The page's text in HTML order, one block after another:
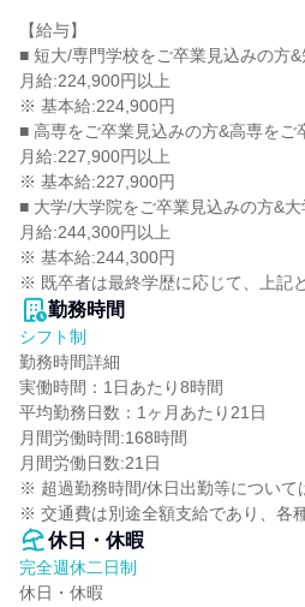
【給与】
■ 短大/専門学校をご卒業見込みの方
月給:224,900円以上
※ 基本給:224,900円
■ 高専をご卒業見込みの方&高専をご
月給:227,900円以上
※ 基本給:227,900円
■ 大学/大学院をご卒業見込みの方&
月給:244,300円以上
※ 基本給:244,300円
※ 既卒者は最終学歴に応じて、上記
勤務時間
シフト制
勤務時間詳細
実働時間：1日あたり8時間
平均勤務日数：1ヶ月あたり21日
月間労働時間:168時間
月間労働日数:21日
※ 超過勤務時間/休日出勤等について
※ 交通費は別途全額支給であり、各
休日・休暇
完全週休二日制
休日・休暇